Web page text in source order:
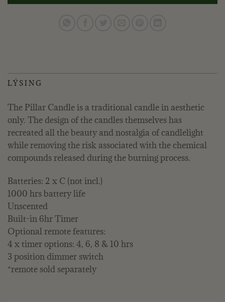
LÝSING
The Pillar Candle is a traditional candle in aesthetic
only. The design of the candles themselves has
recreated all the beauty and nostalgia of candlelight
while removing the risk associated with the chemical
compounds released during the burning process.
Batteries: 2 x C (not incl.)
1000 hrs battery life
Unscented
Built-in 6hr Timer
Optional remote features:
4 x timer options: 4, 6, 8 & 10 hrs
3 position dimmer switch
*remote sold separately